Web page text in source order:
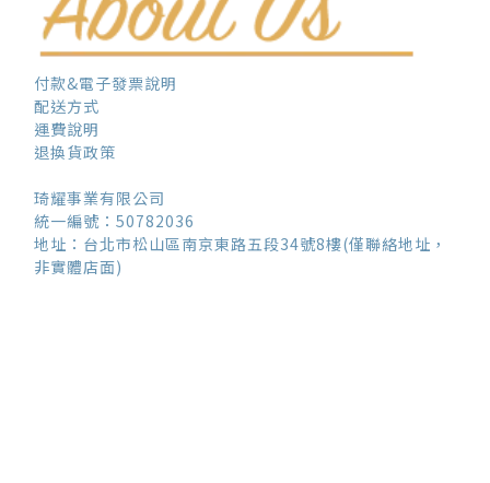
付款&電子發票說明
配送方式
運費說明
退換貨政策
琦耀事業有限公司
統一編號：50782036
地址：台北市松山區南京東路五段34號8樓(僅聯絡地址，
非實體店面)